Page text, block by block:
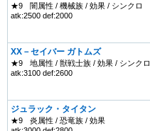
★9
闇属性 / 機械族 / 効果 / シンクロ
atk:2500 def:2000
XX－セイバー ガトムズ
★9
地属性 / 獣戦士族 / 効果 / シンクロ
atk:3100 def:2600
ジュラック・タイタン
★9
炎属性 / 恐竜族 / 効果